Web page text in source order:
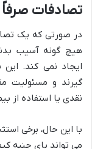
تصادفات
در صورتی که یک
هیچ گونه آسیب
ایجاد نمی کند.
گیرند و مسئولیت
نقدی یا استفاده
با این حال، برخی
می تواند پای جنبه